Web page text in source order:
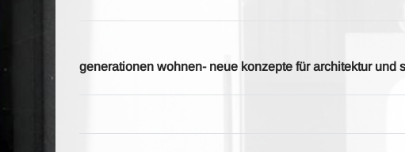
generationen wohnen- neue konzepte für architektur und